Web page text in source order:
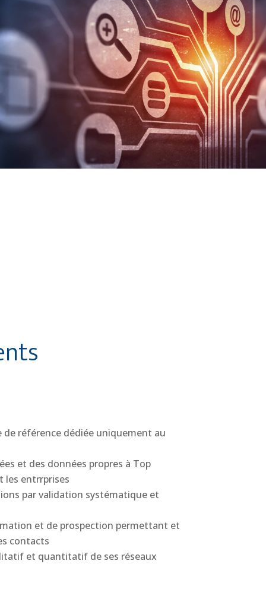
de référence dédiée uniquement au
et des données propres à Top
les entrrprises
par validation systématique et
et de prospection permettant et
contacts
et quantitatif de ses réseaux